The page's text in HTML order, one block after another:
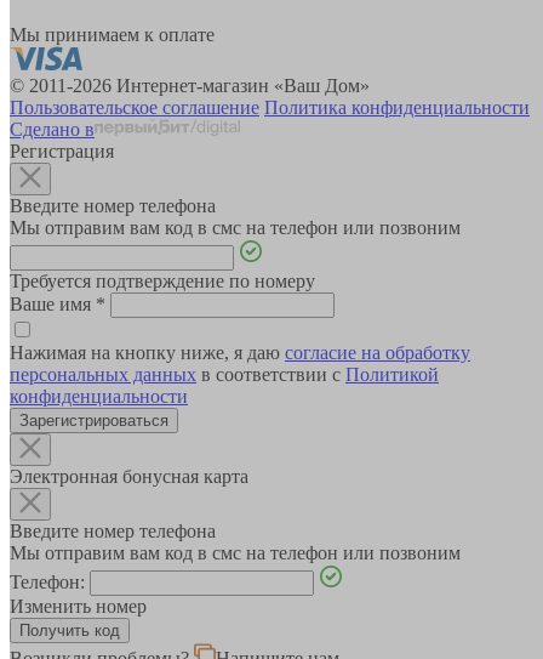
Мы принимаем к оплате
© 2011-2026 Интернет-магазин «Ваш Дом»
Пользовательское соглашение Политика конфиденциальности
Сделано в
Регистрация
Введите номер телефона
Мы отправим вам код в смс на телефон или позвоним
Требуется подтверждение по номеру
Ваше имя *
Нажимая на кнопку ниже, я даю согласие на обработку
персональных данных в соответствии с Политикой
конфиденциальности
Зарегистрироваться
Электронная бонусная карта
Введите номер телефона
Мы отправим вам код в смс на телефон или позвоним
Телефон:
Изменить номер